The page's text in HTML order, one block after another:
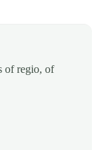
of regio, of